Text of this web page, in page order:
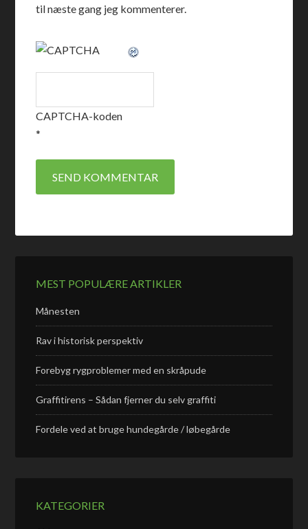
til næste gang jeg kommenterer.
CAPTCHA-koden
*
MEST POPULÆRE ARTIKLER
Månesten
Rav i historisk perspektiv
Forebyg rygproblemer med en skråpude
Graffitirens – Sådan fjerner du selv graffiti
Fordele ved at bruge hundegårde / løbegårde
KATEGORIER